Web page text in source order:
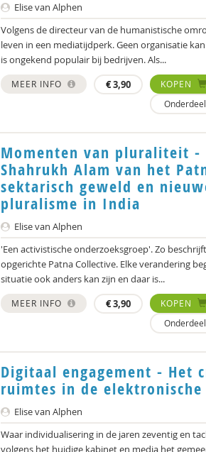
Elise van Alphen
Volgens de directeur van de humanistische
leven in een mediatijdperk. Geen organisatie
is ongekend populair bij bedrijven. Als...
MEER INFO €3,90
KOPEN
Momenten van pluraliteit -
Shahrukh Alam van het
sektarisch geweld en
pluralisme in India
Elise van Alphen
'Een activistische onderzoeksgroep'. Zo
opgerichte Patna Collective. Elke verandering
situatie ook anders kan zijn en daar is...
MEER INFO €3,90
KOPEN
Digitaal engagement - Het
ruimtes in de
Elise van Alphen
Waar individualisering in de jaren zeventig en
volgens het huidige kabinet en media het